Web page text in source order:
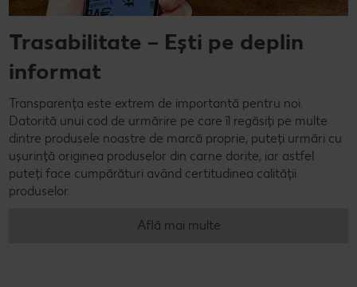
Trasabilitate – Ești pe deplin
informat
Transparența este extrem de importantă pentru noi.
Datorită unui cod de urmărire pe care îl regăsiți pe multe
dintre produsele noastre de marcă proprie, puteți urmări cu
ușurință originea produselor din carne dorite, iar astfel
puteți face cumpărături având certitudinea calității
produselor.
Află mai multe